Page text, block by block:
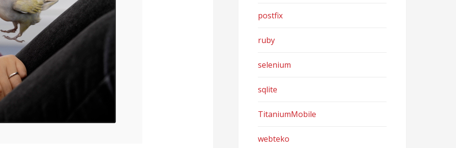
postfix
ruby
selenium
sqlite
TitaniumMobile
webteko